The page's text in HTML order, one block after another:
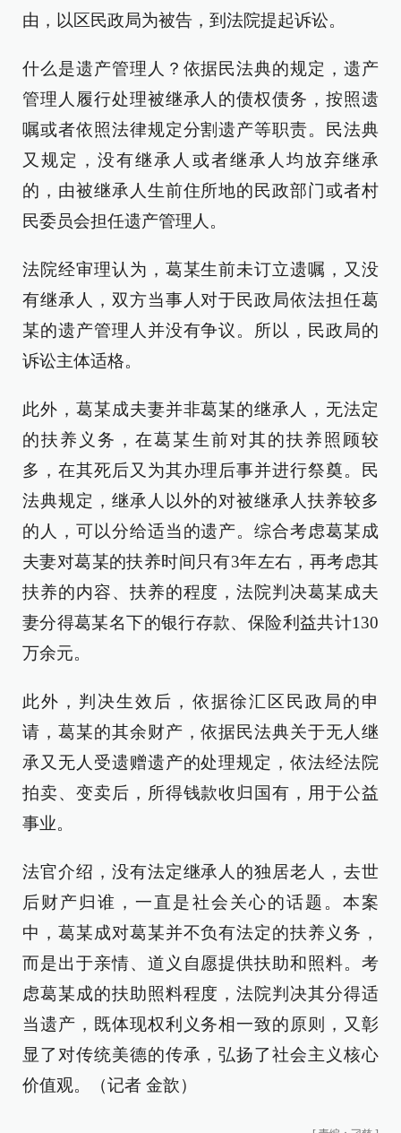
由，以区民政局为被告，到法院提起诉讼。
什么是遗产管理人？依据民法典的规定，遗产
管理人履行处理被继承人的债权债务，按照遗
嘱或者依照法律规定分割遗产等职责。民法典
又规定，没有继承人或者继承人均放弃继承
的，由被继承人生前住所地的民政部门或者村
民委员会担任遗产管理人。
法院经审理认为，葛某生前未订立遗嘱，又没
有继承人，双方当事人对于民政局依法担任葛
某的遗产管理人并没有争议。所以，民政局的
诉讼主体适格。
此外，葛某成夫妻并非葛某的继承人，无法定
的扶养义务，在葛某生前对其的扶养照顾较
多，在其死后又为其办理后事并进行祭奠。民
法典规定，继承人以外的对被继承人扶养较多
的人，可以分给适当的遗产。综合考虑葛某成
夫妻对葛某的扶养时间只有3年左右，再考虑其
扶养的内容、扶养的程度，法院判决葛某成夫
妻分得葛某名下的银行存款、保险利益共计130
万余元。
此外，判决生效后，依据徐汇区民政局的申
请，葛某的其余财产，依据民法典关于无人继
承又无人受遗赠遗产的处理规定，依法经法院
拍卖、变卖后，所得钱款收归国有，用于公益
事业。
法官介绍，没有法定继承人的独居老人，去世
后财产归谁，一直是社会关心的话题。本案
中，葛某成对葛某并不负有法定的扶养义务，
而是出于亲情、道义自愿提供扶助和照料。考
虑葛某成的扶助照料程度，法院判决其分得适
当遗产，既体现权利义务相一致的原则，又彰
显了对传统美德的传承，弘扬了社会主义核心
价值观。（记者 金歆）